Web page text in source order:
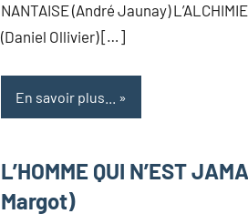
NANTAISE (André Jaunay)
(Daniel Ollivier) […]
En savoir plus...
L’HOMME QUI N’EST
Margot)